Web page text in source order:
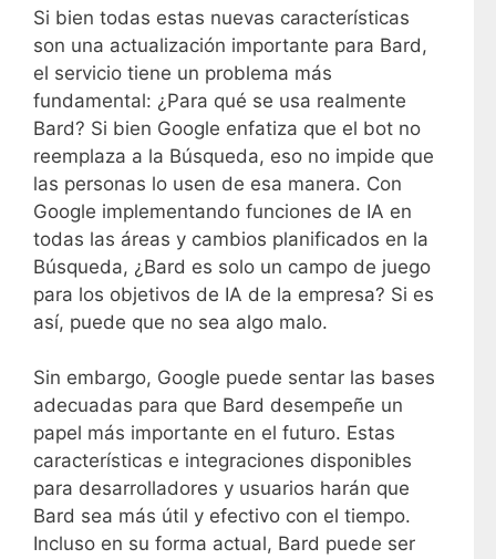
Si bien todas estas nuevas características
son una actualización importante para Bard,
el servicio tiene un problema más
fundamental: ¿Para qué se usa realmente
Bard? Si bien Google enfatiza que el bot no
reemplaza a la Búsqueda, eso no impide que
las personas lo usen de esa manera. Con
Google implementando funciones de IA en
todas las áreas y cambios planificados en la
Búsqueda, ¿Bard es solo un campo de juego
para los objetivos de IA de la empresa? Si es
así, puede que no sea algo malo.
Sin embargo, Google puede sentar las bases
adecuadas para que Bard desempeñe un
papel más importante en el futuro. Estas
características e integraciones disponibles
para desarrolladores y usuarios harán que
Bard sea más útil y efectivo con el tiempo.
Incluso en su forma actual, Bard puede ser